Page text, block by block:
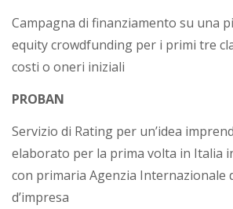
Campagna di finanziamento su una
equity crowdfunding per i primi tre
costi o oneri iniziali
PROBAN
Servizio di Rating per un’idea
elaborato per la prima volta in Italia
con primaria Agenzia Internazionale
d’impresa